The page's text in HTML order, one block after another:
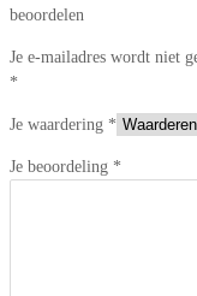
beoordelen
Je e-mailadres wordt niet
*
Je waardering *
Je beoordeling *